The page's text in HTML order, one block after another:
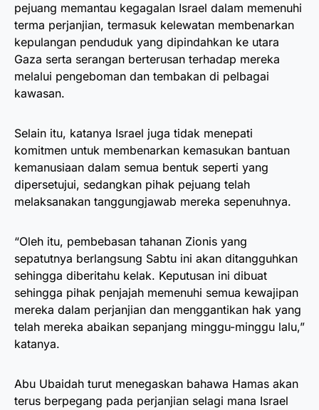
pejuang memantau kegagalan Israel dalam memenuhi
terma perjanjian, termasuk kelewatan membenarkan
kepulangan penduduk yang dipindahkan ke utara
Gaza serta serangan berterusan terhadap mereka
melalui pengeboman dan tembakan di pelbagai
kawasan.
Selain itu, katanya Israel juga tidak menepati
komitmen untuk membenarkan kemasukan bantuan
kemanusiaan dalam semua bentuk seperti yang
dipersetujui, sedangkan pihak pejuang telah
melaksanakan tanggungjawab mereka sepenuhnya.
“Oleh itu, pembebasan tahanan Zionis yang
sepatutnya berlangsung Sabtu ini akan ditangguhkan
sehingga diberitahu kelak. Keputusan ini dibuat
sehingga pihak penjajah memenuhi semua kewajipan
mereka dalam perjanjian dan menggantikan hak yang
telah mereka abaikan sepanjang minggu-minggu lalu,”
katanya.
Abu Ubaidah turut menegaskan bahawa Hamas akan
terus berpegang pada perjanjian selagi mana Israel